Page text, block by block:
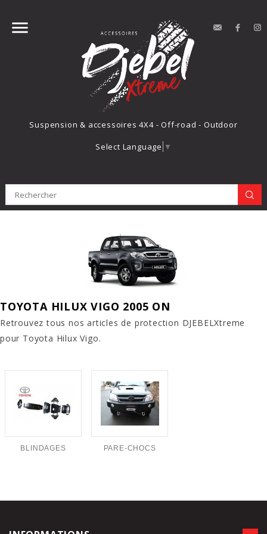
 
Suspension & accessoires 4X4 - Off-road - Outdoor
contact
Select Language ▼
TOYOTA HILUX VIGO 2005 ON
Retrouvez tous nos articles de protection DJEBELXtreme
pour Toyota Hilux Vigo.
BLINDAGES PARE-CHOCS